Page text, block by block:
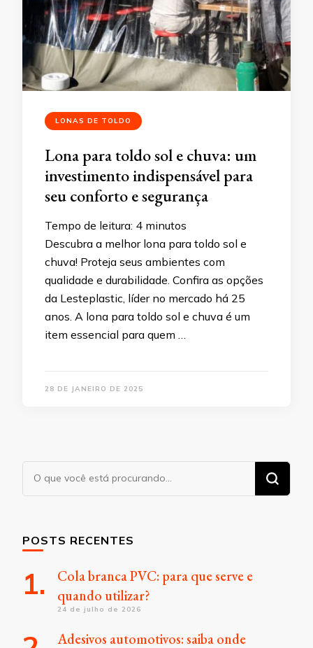
LONAS DE TOLDO
Lona para toldo sol e chuva: um
investimento indispensável para
seu conforto e segurança
Tempo de leitura: 4 minutos
Descubra a melhor lona para toldo sol e
chuva! Proteja seus ambientes com
qualidade e durabilidade. Confira as opções
da Lesteplastic, líder no mercado há 25
anos. A lona para toldo sol e chuva é um
item essencial para quem …
28 DE JANEIRO DE 2025
Procurando
algo?
POSTS RECENTES
Cola branca PVC: para que serve e
quando utilizar?
24 de julho de 2026
Adesivos automotivos: saiba onde